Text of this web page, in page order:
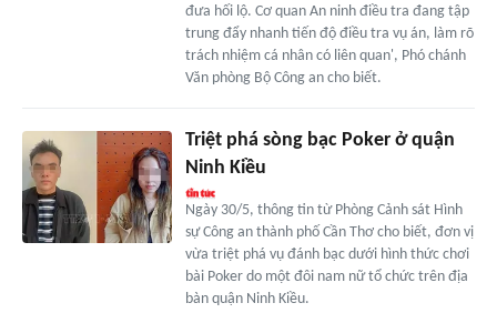
đưa hối lộ. Cơ quan An ninh điều tra đang tập
trung đẩy nhanh tiến độ điều tra vụ án, làm rõ
trách nhiệm cá nhân có liên quan', Phó chánh
Văn phòng Bộ Công an cho biết.
Triệt phá sòng bạc Poker ở quận
Ninh Kiều
Ngày 30/5, thông tin từ Phòng Cảnh sát Hình
sự Công an thành phố Cần Thơ cho biết, đơn vị
vừa triệt phá vụ đánh bạc dưới hình thức chơi
bài Poker do một đôi nam nữ tổ chức trên địa
bàn quận Ninh Kiều.